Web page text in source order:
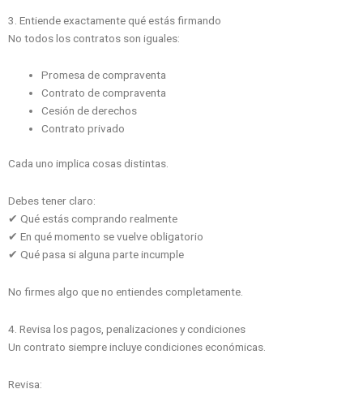
3. Entiende exactamente qué estás firmando
No todos los contratos son iguales:
Promesa de compraventa
Contrato de compraventa
Cesión de derechos
Contrato privado
Cada uno implica cosas distintas.
Debes tener claro:
✔ Qué estás comprando realmente
✔ En qué momento se vuelve obligatorio
✔ Qué pasa si alguna parte incumple
No firmes algo que no entiendes completamente.
4. Revisa los pagos, penalizaciones y condiciones
Un contrato siempre incluye condiciones económicas.
Revisa: